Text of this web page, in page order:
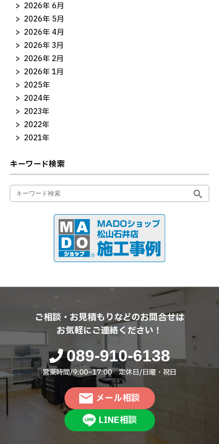
2026年 6月
2026年 5月
2026年 4月
2026年 3月
2026年 2月
2026年 1月
2025年
2024年
2023年
2022年
2021年
キーワード検索
ご相談・お見積もりなどのお問合せは
お気軽にご連絡ください！
089-910-6138
営業時間/9:00~17:00 定休日/日曜・祝日
メール相談
LINE相談